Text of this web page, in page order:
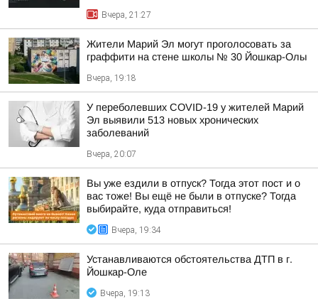
Вчера, 21:27
Жители Марий Эл могут проголосовать за
граффити на стене школы № 30 Йошкар-Олы
Вчера, 19:18
У переболевших COVID-19 у жителей Марий
Эл выявили 513 новых хронических
заболеваний
Вчера, 20:07
Вы уже ездили в отпуск? Тогда этот пост и о
вас тоже! Вы ещё не были в отпуске? Тогда
выбирайте, куда отправиться!
Вчера, 19:34
Устанавливаются обстоятельства ДТП в г.
Йошкар-Оле
Вчера, 19:13